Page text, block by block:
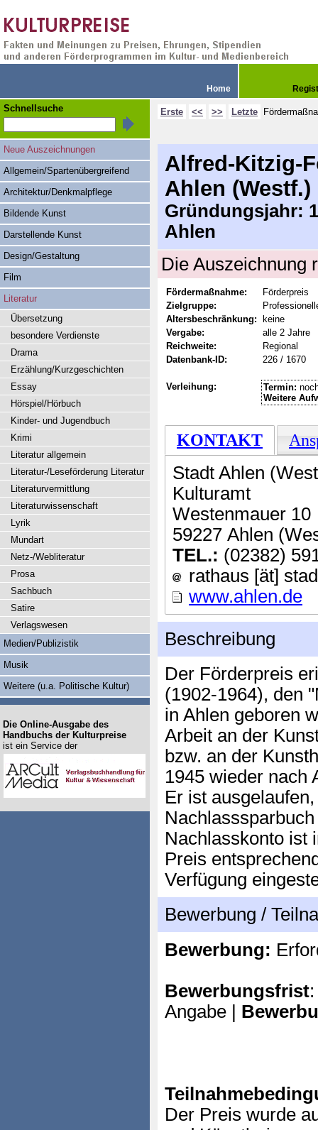
Home
Erste << >> Letzte
Alfred-Kitzig-
Ahlen (Westf.)
Gründungsjahr:
Ahlen
Die Auszeichnung
Fördermaßnahme:
Förderpreis
Zielgruppe:
Altersbeschränkung:
keine
Vergabe:
alle 2 Jahre
Reichweite:
Regional
Datenbank-ID:
226 / 1670
Verleihung: Termin:
Weitere
KONTAKT
Stadt Ahlen
Kulturamt
Westenmauer 10
59227 Ahlen
TEL.: (02382)
rathaus [ät]
www.ahlen.de
Beschreibung
Der Förderpreis
(1902-1964), den
in Ahlen geboren
Arbeit an der
bzw. an der
1945 wieder nach
Er ist
Nachlasskonto ist
Preis
Verfügung
Bewerbung /
Bewerbung:
Bewerbungsfrist
Angabe |
Der Preis wurde
Schnellsuche
Neue Auszeichnungen
Allgemein/Spartenübergreifend
Architektur/Denkmalpflege
Bildende Kunst
Darstellende Kunst
Design/Gestaltung
Film
Literatur
Übersetzung
besondere Verdienste
Drama
Erzählung/Kurzgeschichten
Essay
Hörspiel/Hörbuch
Kinder- und Jugendbuch
Krimi
Literatur allgemein
Literatur-/Leseförderung Literatur
Literaturvermittlung
Literaturwissenschaft
Lyrik
Mundart
Netz-/Webliteratur
Prosa
Sachbuch
Satire
Verlagswesen
Medien/Publizistik
Musik
Weitere (u.a. Politische Kultur)
Die Online-Ausgabe des
Handbuchs der Kulturpreise
ist ein Service der